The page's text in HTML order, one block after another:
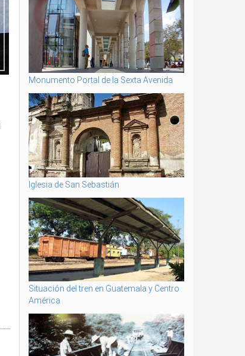
Monumento Portal de la Sexta Avenida
Iglesia de San Sebastián
Situación del tren en Guatemala y Centro
América